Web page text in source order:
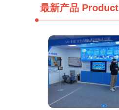
最新产品 Product